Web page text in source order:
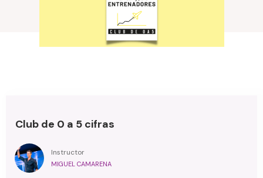
Club de 0 a 5 cifras
Instructor
MIGUEL CAMARENA